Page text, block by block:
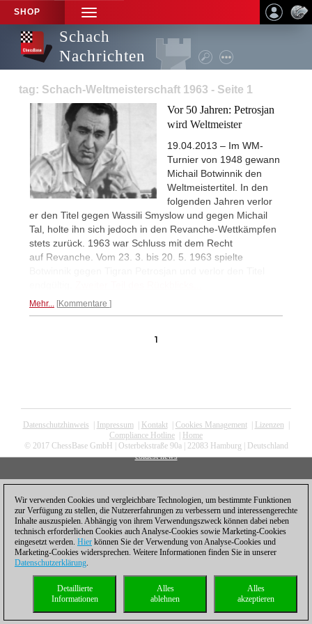
SHOP
TOGGLE
NAVIGATION
Schach
Nachrichten
tag: Schach-Weltmeisterschaft 1963 - Seite 1
Vor 50 Jahren: Petrosjan
wird Weltmeister
19.04.2013 – Im WM-
Turnier von 1948 gewann
Michail Botwinnik den
Weltmeistertitel. In den
folgenden Jahren verlor
er den Titel gegen Wassili Smyslow und gegen Michail
Tal, holte ihn sich jedoch in den Revanche-Wettkämpfen
stets zurück. 1963 war Schluss mit dem Recht
auf Revanche. Vom 23. 3. bis 20. 5. 1963 spielte
Mehr... Kommentare
1
Datenschutzhinweis Impressum| Kontakt| Cookies Management| Lizenzen
Compliance Hotline
Home
© 2017 ChessBase GmbH | Osterbekstraße 90a | 22083 Hamburg | Deutschland
coldest news
Wir verwenden Cookies und vergleichbare Technologien, um bestimmte Funktionen
zur Verfügung zu stellen, die Nutzererfahrungen zu verbessern und interessengerechte
Inhalte auszuspielen. Abhängig von ihrem Verwendungszweck können dabei neben
technisch erforderlichen Cookies auch Analyse-Cookies sowie Marketing-Cookies
eingesetzt werden. Hier können Sie der Verwendung von Analyse-Cookies und
Marketing-Cookies widersprechen. Weitere Informationen finden Sie in unserer
Datenschutzerklärung.
Alles
akzeptieren
Alles
ablehnen
Detaillierte
Informationen